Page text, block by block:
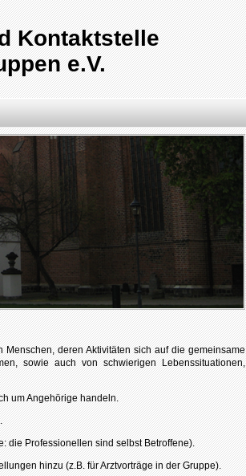
Kontaktstelle
e.V.
deren Aktivitäten sich auf die gemeinsame
sowie auch von schwierigen Lebenssituationen,
um Angehörige handeln.
die Professionellen sind selbst Betroffene).
hinzu (z.B. für Arztvorträge in der Gruppe).